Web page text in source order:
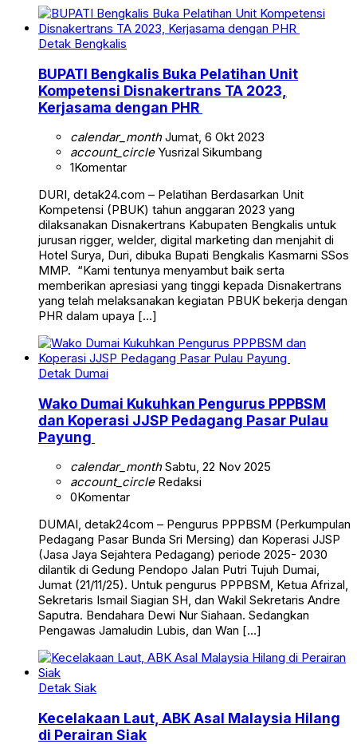
Detak Bengkalis
BUPATI Bengkalis Buka Pelatihan Unit
Kompetensi Disnakertrans TA 2023,
Kerjasama dengan PHR
calendar_monthJumat, 6 Okt 2023
account_circleYusrizal Sikumbang
1Komentar
DURI, detak24.com – Pelatihan Berdasarkan Unit
Kompetensi (PBUK) tahun anggaran 2023 yang
dilaksanakan Disnakertrans Kabupaten Bengkalis untuk
jurusan rigger, welder, digital marketing dan menjahit di
Hotel Surya, Duri, dibuka Bupati Bengkalis Kasmarni SSos
MMP. “Kami tentunya menyambut baik serta
memberikan apresiasi yang tinggi kepada Disnakertrans
yang telah melaksanakan kegiatan PBUK bekerja dengan
PHR dalam upaya […]
Detak Dumai
Wako Dumai Kukuhkan Pengurus PPPBSM
dan Koperasi JJSP Pedagang Pasar Pulau
Payung
calendar_monthSabtu, 22 Nov 2025
account_circleRedaksi
0Komentar
DUMAI, detak24com – Pengurus PPPBSM (Perkumpulan
Pedagang Pasar Bunda Sri Mersing) dan Koperasi JJSP
(Jasa Jaya Sejahtera Pedagang) periode 2025- 2030
dilantik di Gedung Pendopo Jalan Putri Tujuh Dumai,
Jumat (21/11/25). Untuk pengurus PPPBSM, Ketua Afrizal,
Sekretaris Ismail Siagian SH, dan Wakil Sekretaris Andre
Saputra. Bendahara Dewi Nur Siahaan. Sedangkan
Pengawas Jamaludin Lubis, dan Wan […]
Detak Siak
Kecelakaan Laut, ABK Asal Malaysia Hilang
di Perairan Siak